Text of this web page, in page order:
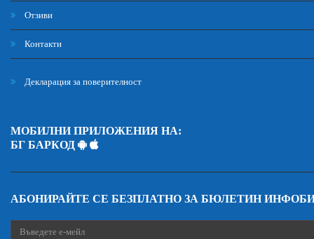
Отзиви
Контакти
Декларация за поверителност
МОБИЛНИ ПРИЛОЖЕНИЯ НА:
БГ БАРКОД
АБОНИРАЙТЕ СЕ БЕЗПЛАТНО ЗА БЮЛЕТИН